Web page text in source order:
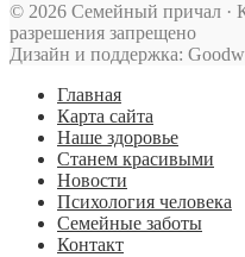
© 2026 Семейный причал ·
разрешения запрещено
Дизайн и поддержка:
Главная
Карта сайта
Наше здоровье
Станем красивыми
Новости
Психология человека
Семейные заботы
Контакт